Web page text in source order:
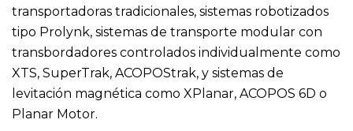
transportadoras tradicionales, sistemas robotizados
tipo Prolynk, sistemas de transporte modular con
transbordadores controlados individualmente como
XTS, SuperTrak, ACOPOStrak, y sistemas de
levitación magnética como XPlanar, ACOPOS 6D o
Planar Motor.